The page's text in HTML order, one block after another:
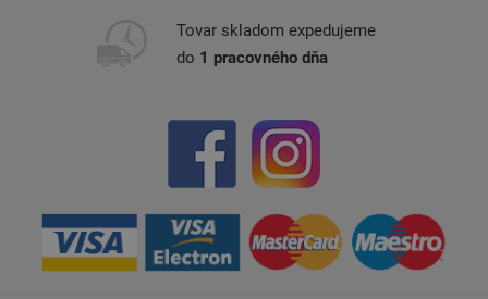
Tovar skladom expedujeme
do 1 pracovného dňa